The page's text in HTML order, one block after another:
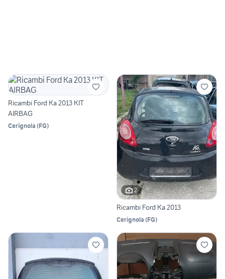
Ricambi Ford Ka 2013 KIT
AIRBAG
Cerignola (FG)
2
Ricambi Ford Ka 2013
Cerignola (FG)